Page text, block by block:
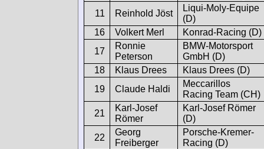
11
Reinhold Jöst
Liqui-Moly-Equipe
(D)
16
Volkert Merl
Konrad-Racing (D)
17
Ronnie
Peterson
BMW-Motorsport
GmbH (D)
18
Klaus Drees
Klaus Drees (D)
19
Claude Haldi
Meccarillos
Racing Team (CH)
21
Karl-Josef
Römer
Karl-Josef Römer
(D)
22
Georg
Freiberger
Porsche-Kremer-
Racing (D)